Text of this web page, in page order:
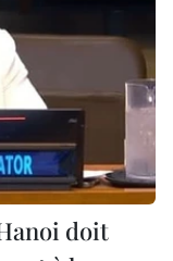
doit